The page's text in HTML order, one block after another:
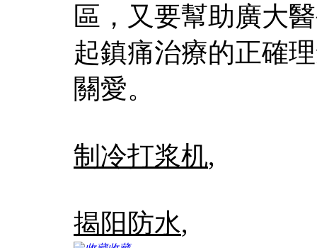
區，又要幫助廣大
起鎮痛治療的正確
關愛。
制冷打浆机,
揭阳防水,